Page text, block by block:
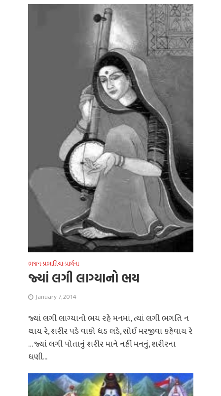
ભજન-પ્રભાતિયા-પ્રાર્થના
જ્યાં લગી લાગ્યાનો ભય
January 7, 2014
જ્યાં લગી લાગ્યાનો ભય રહે મનમાં, ત્યાં લગી ભગતિ ન
થાય રે, શરીર પડે વાકો ધડ લડે, સોઈ મરજીવા કહેવાય રે
… જ્યાં લગી પોતાનું શરીર માને નહીં મનનું, શરીરના
ધણી...